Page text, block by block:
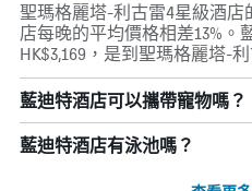
聖瑪格麗塔-利古雷4星級酒
店每晚的平均價格相差13%。
HK$3,169，是到聖瑪格麗塔-
藍迪特酒店可以攜帶寵物嗎？
藍迪特酒店有泳池嗎？